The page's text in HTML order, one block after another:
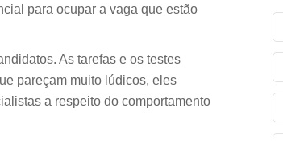
para ocupar a vaga que estão
As tarefas e os testes
pareçam muito lúdicos, eles
a respeito do comportamento